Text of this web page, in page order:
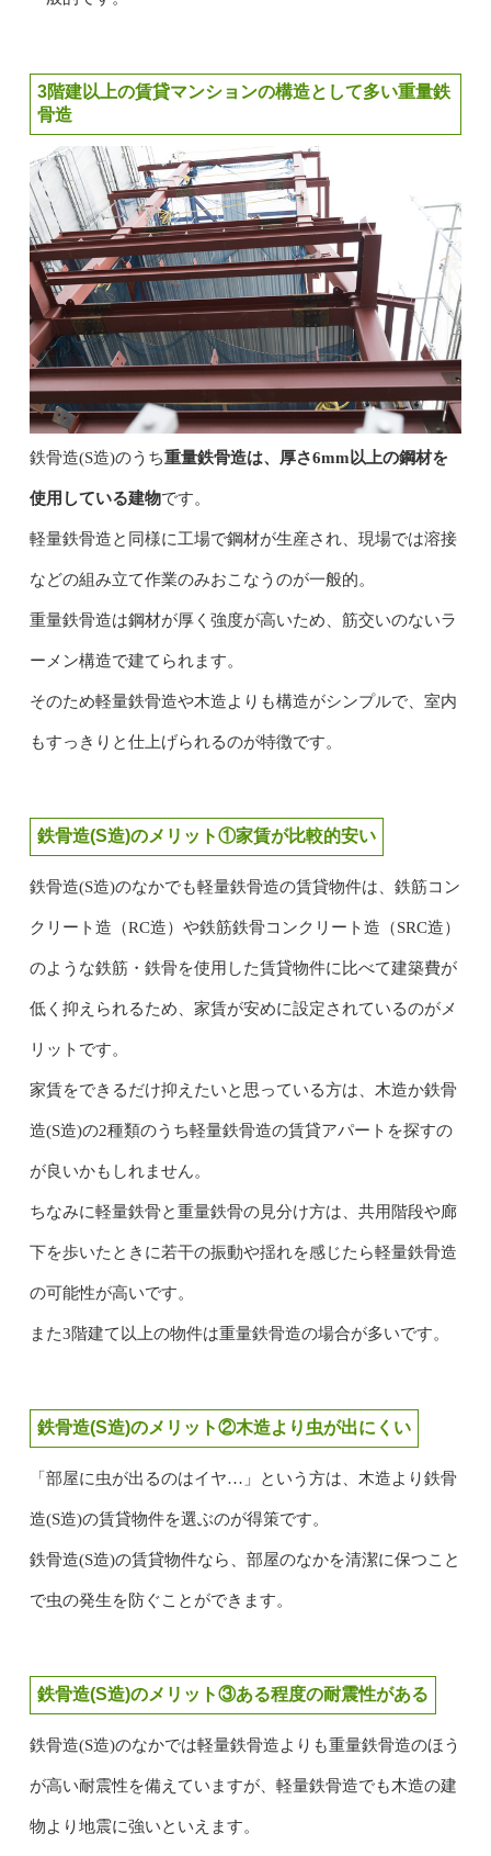
3階建以上の賃貸マンションの構造として多い重量鉄
骨造
鉄骨造(S造)のうち重量鉄骨造は、厚さ6mm以上の鋼材を
使用している建物です。
軽量鉄骨造と同様に工場で鋼材が生産され、現場では溶接
などの組み立て作業のみおこなうのが一般的。
重量鉄骨造は鋼材が厚く強度が高いため、筋交いのないラ
ーメン構造で建てられます。
そのため軽量鉄骨造や木造よりも構造がシンプルで、室内
もすっきりと仕上げられるのが特徴です。
鉄骨造(S造)のメリット①家賃が比較的安い
鉄骨造(S造)のなかでも軽量鉄骨造の賃貸物件は、鉄筋コン
クリート造（RC造）や鉄筋鉄骨コンクリート造（SRC造）
のような鉄筋・鉄骨を使用した賃貸物件に比べて建築費が
低く抑えられるため、家賃が安めに設定されているのがメ
リットです。
家賃をできるだけ抑えたいと思っている方は、木造か鉄骨
造(S造)の2種類のうち軽量鉄骨造の賃貸アパートを探すの
が良いかもしれません。
ちなみに軽量鉄骨と重量鉄骨の見分け方は、共用階段や廊
下を歩いたときに若干の振動や揺れを感じたら軽量鉄骨造
の可能性が高いです。
また3階建て以上の物件は重量鉄骨造の場合が多いです。
鉄骨造(S造)のメリット②木造より虫が出にくい
「部屋に虫が出るのはイヤ…」という方は、木造より鉄骨
造(S造)の賃貸物件を選ぶのが得策です。
鉄骨造(S造)の賃貸物件なら、部屋のなかを清潔に保つこと
で虫の発生を防ぐことができます。
鉄骨造(S造)のメリット③ある程度の耐震性がある
鉄骨造(S造)のなかでは軽量鉄骨造よりも重量鉄骨造のほう
が高い耐震性を備えていますが、軽量鉄骨造でも木造の建
物より地震に強いといえます。